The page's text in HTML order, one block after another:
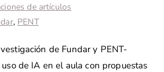
de artículos
, PENT
de Fundar y PENT-
de IA en el aula con propuestas